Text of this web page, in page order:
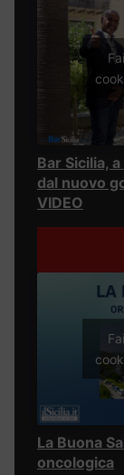
Bar Sicilia,
dal nuovo
VIDEO
La Buona
oncologica